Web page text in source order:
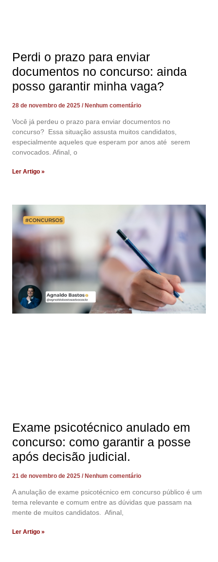
Perdi o prazo para enviar
documentos no concurso: ainda
posso garantir minha vaga?
28 de novembro de 2025 Nenhum comentário
Você já perdeu o prazo para enviar documentos no
concurso? Essa situação assusta muitos candidatos,
especialmente aqueles que esperam por anos até serem
convocados. Afinal, o
Ler Artigo »
Exame psicotécnico anulado em
concurso: como garantir a posse
após decisão judicial.
21 de novembro de 2025 Nenhum comentário
A anulação de exame psicotécnico em concurso público é um
tema relevante e comum entre as dúvidas que passam na
mente de muitos candidatos. Afinal,
Ler Artigo »